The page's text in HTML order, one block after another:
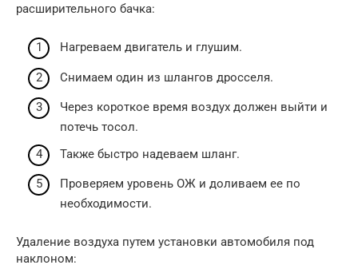
расширительного бачка:
Нагреваем двигатель и глушим.
Снимаем один из шлангов дросселя.
Через короткое время воздух должен выйти и
потечь тосол.
Также быстро надеваем шланг.
Проверяем уровень ОЖ и доливаем ее по
необходимости.
Удаление воздуха путем установки автомобиля под
наклоном: